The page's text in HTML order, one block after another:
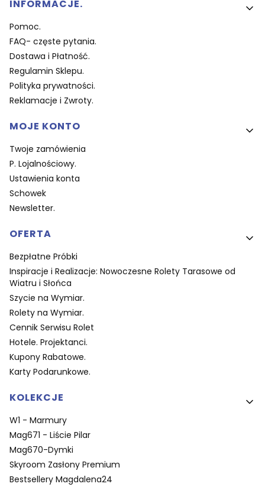
INFORMACJE.
Pomoc.
FAQ- częste pytania.
Dostawa i Płatność.
Regulamin Sklepu.
Polityka prywatności.
Reklamacje i Zwroty.
MOJE KONTO
Twoje zamówienia
P. Lojalnościowy.
Ustawienia konta
Schowek
Newsletter.
OFERTA
Bezpłatne Próbki
Inspiracje i Realizacje: Nowoczesne Rolety Tarasowe od
Wiatru i Słońca
Szycie na Wymiar.
Rolety na Wymiar.
Cennik Serwisu Rolet
Hotele. Projektanci.
Kupony Rabatowe.
Karty Podarunkowe.
KOLEKCJE
W1 - Marmury
Mag671 - Liście Pilar
Mag670-Dymki
Skyroom Zasłony Premium
Bestsellery Magdalena24